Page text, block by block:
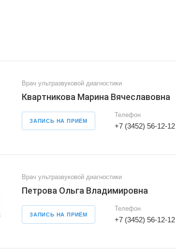
Врач ультразвуковой диагностики
Квартникова Марина Вячеславовна
ЗАПИСЬ НА ПРИЁМ
Телефон
+7 (3452) 56-12-12
Врач ультразвуковой диагностики
Петрова Ольга Владимировна
ЗАПИСЬ НА ПРИЁМ
Телефон
+7 (3452) 56-12-12